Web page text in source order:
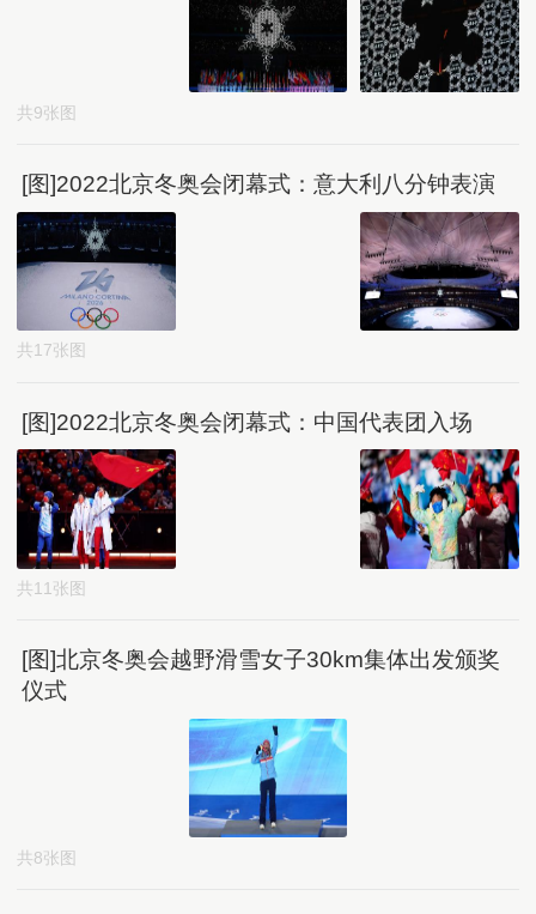
共9张图
[图]2022北京冬奥会闭幕式：意大利八分钟表演
共17张图
[图]2022北京冬奥会闭幕式：中国代表团入场
共11张图
[图]北京冬奥会越野滑雪女子30km集体出发颁奖
仪式
共8张图